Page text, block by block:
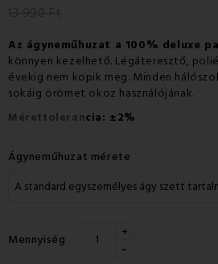
Az ágyneműhuzat a 100% deluxe
könnyen kezelhető. Légáteresztő,
évekig nem kopik meg. Minden
sokáig örömet okoz használójának.
Mérettolerancia: ±2%
Ágyneműhuzat mérete
Mennyiség +
-